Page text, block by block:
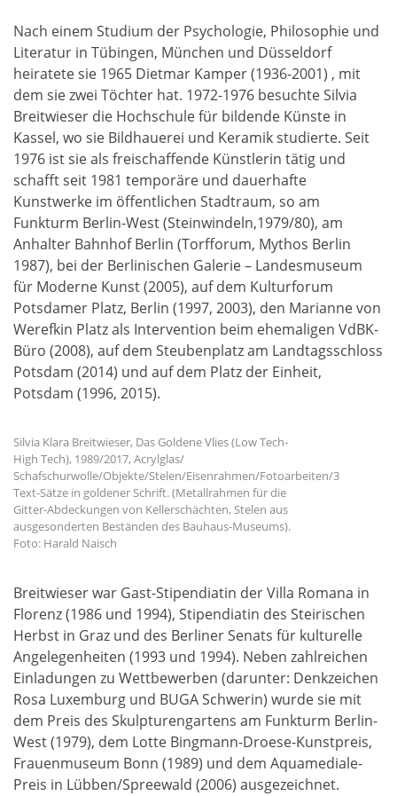
Nach einem Studium der Psychologie, Philosophie und
Literatur in Tübingen, München und Düsseldorf
heiratete sie 1965 Dietmar Kamper (1936-2001) , mit
dem sie zwei Töchter hat. 1972-1976 besuchte Silvia
Breitwieser die Hochschule für bildende Künste in
Kassel, wo sie Bildhauerei und Keramik studierte. Seit
1976 ist sie als freischaffende Künstlerin tätig und
schafft seit 1981 temporäre und dauerhafte
Kunstwerke im öffentlichen Stadtraum, so am
Funkturm Berlin-West (Steinwindeln,1979/80), am
Anhalter Bahnhof Berlin (Torfforum, Mythos Berlin
1987), bei der Berlinischen Galerie – Landesmuseum
für Moderne Kunst (2005), auf dem Kulturforum
Potsdamer Platz, Berlin (1997, 2003), den Marianne von
Werefkin Platz als Intervention beim ehemaligen VdBK-
Büro (2008), auf dem Steubenplatz am Landtagsschloss
Potsdam (2014) und auf dem Platz der Einheit,
Potsdam (1996, 2015).
Silvia Klara Breitwieser, Das Goldene Vlies (Low Tech-
High Tech), 1989/2017, Acrylglas/
Schafschurwolle/Objekte/Stelen/Eisenrahmen/Fotoarbeiten/3
Text-Sätze in goldener Schrift. (Metallrahmen für die
Gitter-Abdeckungen von Kellerschächten, Stelen aus
ausgesonderten Beständen des Bauhaus-Museums).
Foto: Harald Naisch
Breitwieser war Gast-Stipendiatin der Villa Romana in
Florenz (1986 und 1994), Stipendiatin des Steirischen
Herbst in Graz und des Berliner Senats für kulturelle
Angelegenheiten (1993 und 1994). Neben zahlreichen
Einladungen zu Wettbewerben (darunter: Denkzeichen
Rosa Luxemburg und BUGA Schwerin) wurde sie mit
dem Preis des Skulpturengartens am Funkturm Berlin-
West (1979), dem Lotte Bingmann-Droese-Kunstpreis,
Frauenmuseum Bonn (1989) und dem Aquamediale-
Preis in Lübben/Spreewald (2006) ausgezeichnet.